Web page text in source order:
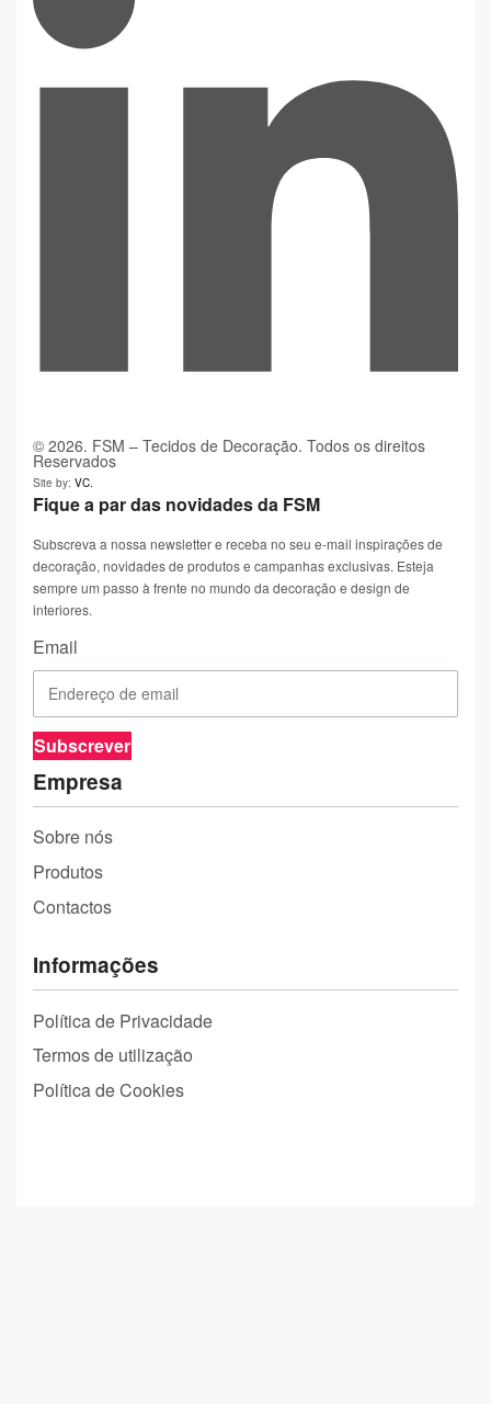
© 2026. FSM – Tecidos de Decoração. Todos os direitos
Reservados
Site by: VC.
Fique a par das novidades da FSM
Subscreva a nossa newsletter e receba no seu e-mail inspirações de
decoração, novidades de produtos e campanhas exclusivas. Esteja
sempre um passo à frente no mundo da decoração e design de
interiores.
Email
Subscrever
Empresa
Sobre nós
Produtos
Contactos
Informações
Política de Privacidade
Termos de utilização
Política de Cookies